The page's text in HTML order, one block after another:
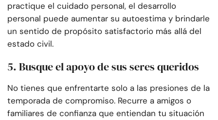
practique el cuidado personal, el desarrollo
personal puede aumentar su autoestima y brindarle
un sentido de propósito satisfactorio más allá del
estado civil.
5. Busque el apoyo de sus seres queridos
No tienes que enfrentarte solo a las presiones de la
temporada de compromiso. Recurre a amigos o
familiares de confianza que entiendan tu situación